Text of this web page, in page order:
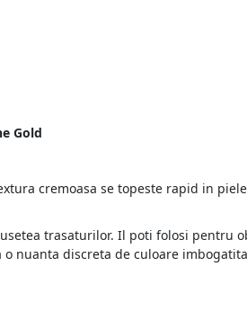
Gold
cremoasa se topeste rapid in
trasaturilor. Il poti folosi pentru
nuanta discreta de culoare